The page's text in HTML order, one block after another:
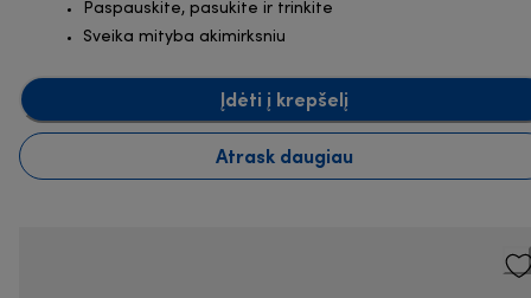
Paspauskite, pasukite ir trinkite
Sveika mityba akimirksniu
Įdėti į krepšelį
Atrask daugiau